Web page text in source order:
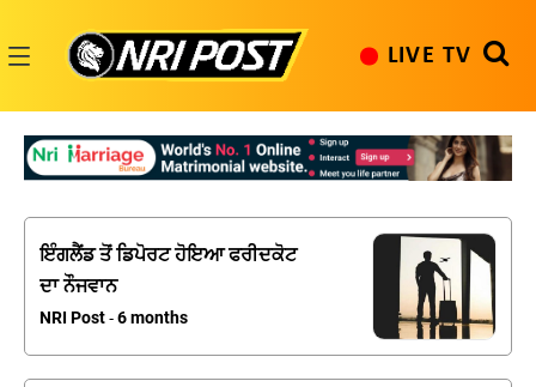
content
LIVE TV
ਇੰਗਲੈਂਡ ਤੋਂ ਡਿਪੋਰਟ ਹੋਇਆ ਫਰੀਦਕੋਟ
ਦਾ ਨੌਜਵਾਨ
NRI Post - 6 months